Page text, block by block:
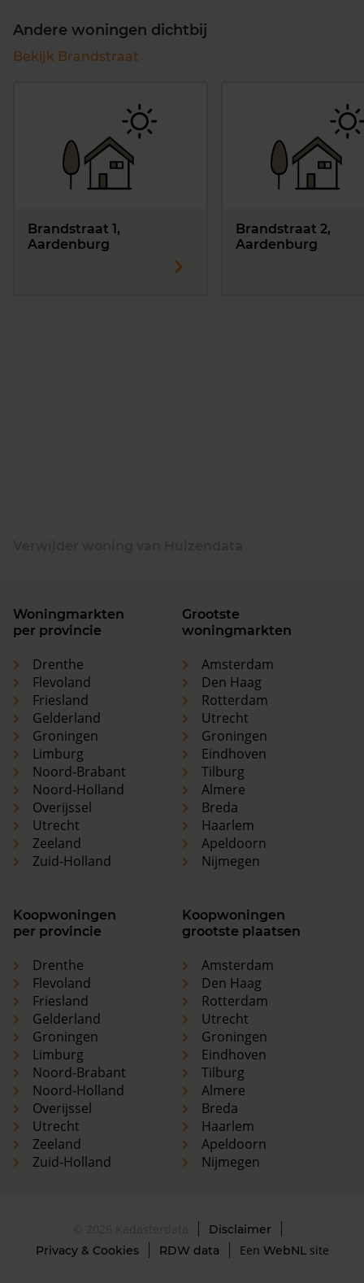
Andere woningen dichtbij
Bekijk Brandstraat
Brandstraat 1,
Aardenburg
Brandstraat 2,
Aardenburg
Woningmarkten
per provincie
Drenthe
Flevoland
Friesland
Gelderland
Groningen
Limburg
Noord-Brabant
Noord-Holland
Overijssel
Utrecht
Zeeland
Zuid-Holland
Grootste
woningmarkten
Amsterdam
Den Haag
Rotterdam
Utrecht
Groningen
Eindhoven
Tilburg
Almere
Breda
Haarlem
Apeldoorn
Nijmegen
Koopwoningen
per provincie
Drenthe
Flevoland
Friesland
Gelderland
Groningen
Limburg
Noord-Brabant
Noord-Holland
Overijssel
Utrecht
Zeeland
Zuid-Holland
Koopwoningen
grootste plaatsen
Amsterdam
Den Haag
Rotterdam
Utrecht
Groningen
Eindhoven
Tilburg
Almere
Breda
Haarlem
Apeldoorn
Nijmegen
Disclaimer
Privacy & Cookies
RDW data Een WebNLsite